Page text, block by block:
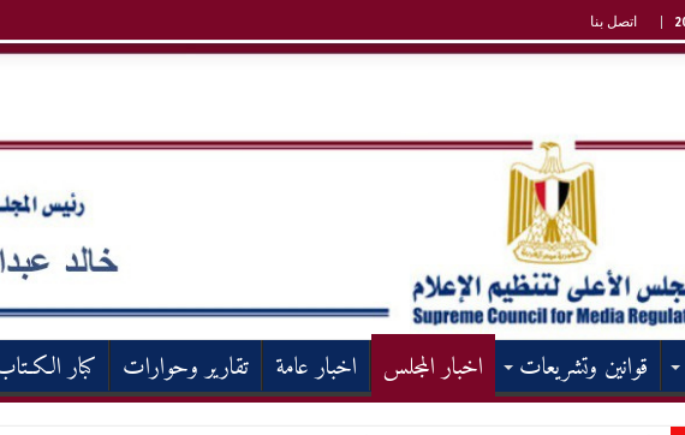
اتصل بنا
قوانين وتشريعات اخبار المجلس اخبار عامة تقارير وحوارات كبار